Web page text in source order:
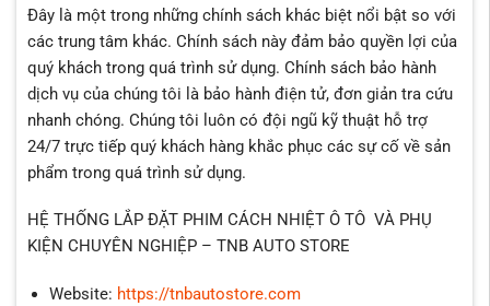
Đây là một trong những chính sách khác biệt nổi bật so với
các trung tâm khác. Chính sách này đảm bảo quyền lợi của
quý khách trong quá trình sử dụng. Chính sách bảo hành
dịch vụ của chúng tôi là bảo hành điện tử, đơn giản tra cứu
nhanh chóng. Chúng tôi luôn có đội ngũ kỹ thuật hỗ trợ
24/7 trực tiếp quý khách hàng khắc phục các sự cố về sản
phẩm trong quá trình sử dụng.
HỆ THỐNG LẮP ĐẶT PHIM CÁCH NHIỆT Ô TÔ VÀ PHỤ
KIỆN CHUYÊN NGHIỆP – TNB AUTO STORE
Website: https://tnbautostore.com